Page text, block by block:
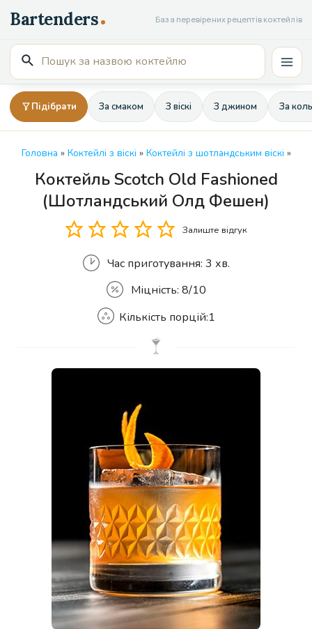
до
вмісту
База перевірених рецептів коктейлів
Пошук
для:
Підібрати За смаком З віскі З джином За
Головна » Коктейлі з віскі » Коктейлі з шотландським віскі »
Коктейль Scotch Old Fashioned
(Шотландський Олд Фешен)
Залиште відгук
Час приготування: 3 хв.
Міцність: 8/10
Кількість
Кількість порцій:1